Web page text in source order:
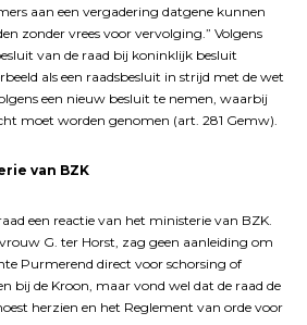
aan een vergadering datgene kunnen
zonder vrees voor vervolging.” Volgens
van de raad bij koninklijk besluit
als een raadsbesluit in strijd met de wet
een nieuw besluit te nemen, waarbij
moet worden genomen (art. 281 Gemw).
van BZK
een reactie van het ministerie van BZK.
G. ter Horst, zag geen aanleiding om
Purmerend direct voor schorsing of
bij de Kroon, maar vond wel dat de raad de
herzien en het Reglement van orde voor